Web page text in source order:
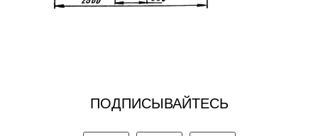
ПОДПИСЫВАЙТЕСЬ